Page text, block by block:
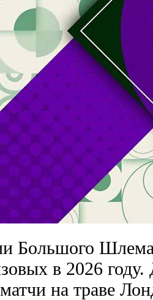
Большого
в 2026 году.
на траве